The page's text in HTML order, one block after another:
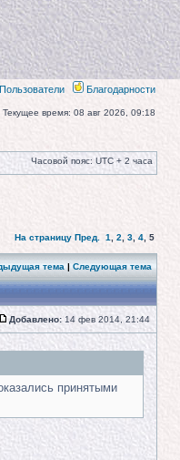
Пользователи Благодарности
Текущее время: 08 авг 2026, 09:18
Часовой пояс: UTC + 2 часа
На страницу Пред. 1 2 3 4 5
тема | Следующая тема
Добавлено: 14 фев 2014, 21:44
принятыми